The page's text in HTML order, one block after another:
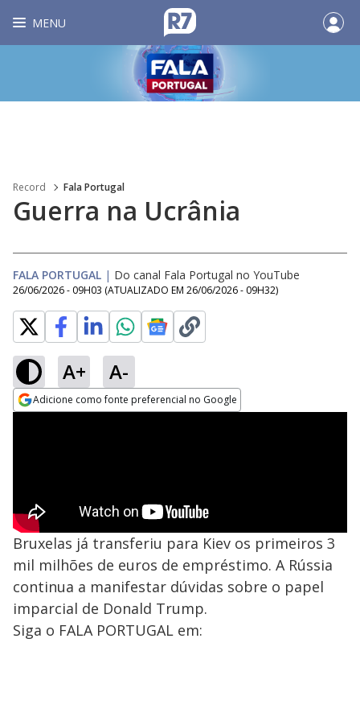
MENU
Record Fala Portugal
Guerra na Ucrânia
FALA PORTUGAL | Do canal Fala Portugal no YouTube
26/06/2026 - 09H03 (ATUALIZADO EM 26/06/2026 - 09H32)
A+ A-
Adicione como fonte preferencial no Google
Bruxelas já transferiu para Kiev os primeiros 3
mil milhões de euros de empréstimo. A Rússia
continua a manifestar dúvidas sobre o papel
imparcial de Donald Trump.
Siga o FALA PORTUGAL em: